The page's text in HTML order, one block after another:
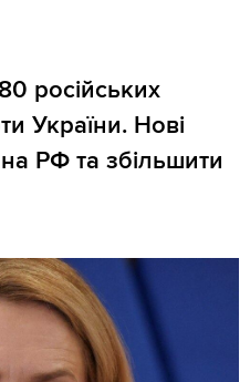
російських
України. Нові
РФ та збільшити